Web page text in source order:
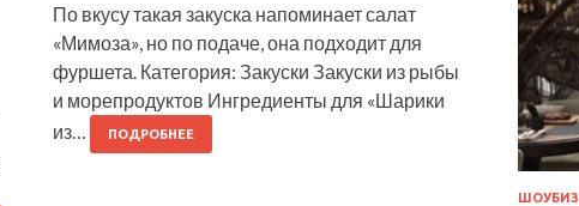
По вкусу такая закуска напоминает салат
«Мимоза», но по подаче, она подходит для
фуршета. Категория: Закуски Закуски из рыбы
и морепродуктов Ингредиенты для «Шарики
из…
ПОДРОБНЕЕ
ШОУБИЗ